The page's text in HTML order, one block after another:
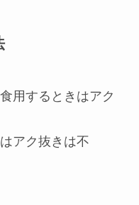
用するときはアク
アク抜きは不